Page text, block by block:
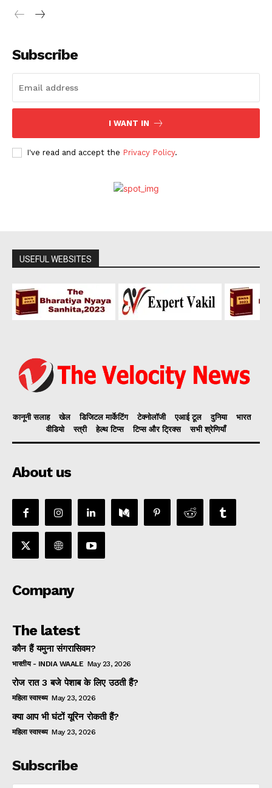
Subscribe
I WANT IN
I've read and accept the Privacy Policy.
USEFUL WEBSITES
कानूनी सलाह खेल डिजिटल मार्केटिंग टेक्नोलॉजी एआई टूल दुनिया
भारत
वीडियो
स्त्री हेल्थ टिप्स टिप्स और ट्रिक्स सभी श्रेणियाँ
About us
Company
The latest
कौन हैं यमुना संगरासिवम?
भारतीय - INDIA WAALE May 23, 2026
रोज रात 3 बजे पेशाब के लिए उठती हैं?
महिला स्वास्थ्य May 23, 2026
क्या आप भी घंटों यूरिन रोकती हैं?
महिला स्वास्थ्य May 23, 2026
Subscribe